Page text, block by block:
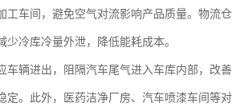
车间，避免空气对流影响产品质量。物流
冷库冷量外泄，降低能耗成本。
辆进出，阻隔汽车尾气进入车库内部，改
。此外，医药洁净厂房、汽车喷漆车间等